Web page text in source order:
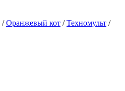
/Оранжевый кот /Техномульт /